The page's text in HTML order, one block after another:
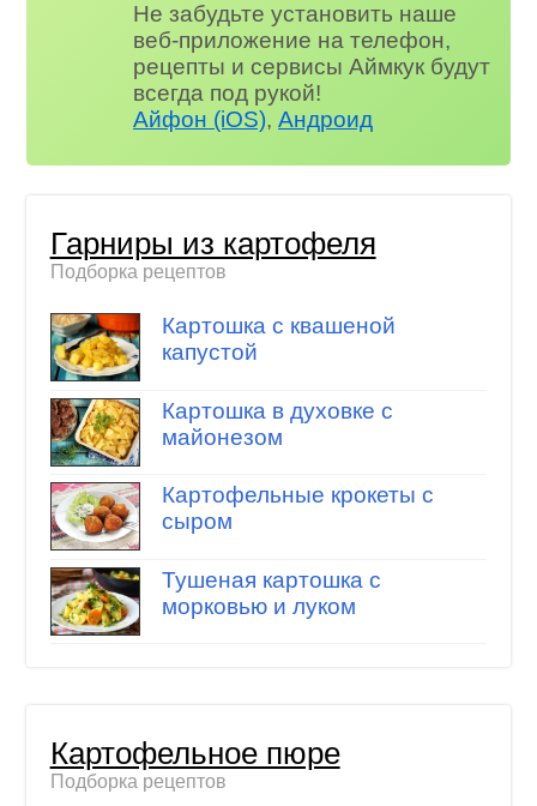
Не забудьте установить наше
веб-приложение на телефон,
рецепты и сервисы Аймкук будут
всегда под рукой!
Айфон (iOS),Андроид
Гарниры из картофеля
Подборка рецептов
Картошка с квашеной
капустой
Картошка в духовке с
майонезом
Картофельные крокеты с
сыром
Тушеная картошка с
морковью и луком
Картофельное пюре
Подборка рецептов